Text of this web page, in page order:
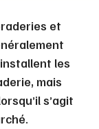
et
les
mais
s’agit